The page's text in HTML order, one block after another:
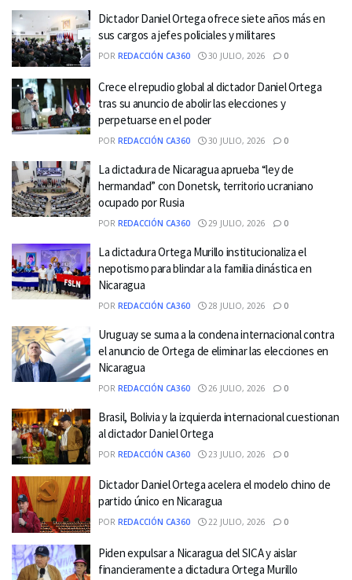
Dictador Daniel Ortega ofrece siete años más en
sus cargos a jefes policiales y militares
POR REDACCIÓN CA360 30 JULIO, 2026 0
Crece el repudio global al dictador Daniel Ortega
tras su anuncio de abolir las elecciones y
perpetuarse en el poder
POR REDACCIÓN CA360 30 JULIO, 2026 0
La dictadura de Nicaragua aprueba “ley de
hermandad” con Donetsk, territorio ucraniano
ocupado por Rusia
POR REDACCIÓN CA360 29 JULIO, 2026 0
La dictadura Ortega Murillo institucionaliza el
nepotismo para blindar a la familia dinástica en
Nicaragua
POR REDACCIÓN CA360 28 JULIO, 2026 0
Uruguay se suma a la condena internacional contra
el anuncio de Ortega de eliminar las elecciones en
Nicaragua
POR REDACCIÓN CA360 26 JULIO, 2026 0
Brasil, Bolivia y la izquierda internacional cuestionan
al dictador Daniel Ortega
POR REDACCIÓN CA360 23 JULIO, 2026 0
Dictador Daniel Ortega acelera el modelo chino de
partido único en Nicaragua
POR REDACCIÓN CA360 22 JULIO, 2026 0
Piden expulsar a Nicaragua del SICA y aislar
financieramente a dictadura Ortega Murillo